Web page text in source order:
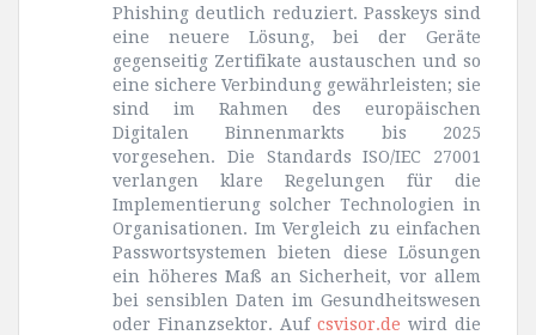
Phishing deutlich reduziert. Passkeys sind
eine neuere Lösung, bei der Geräte
gegenseitig Zertifikate austauschen und so
eine sichere Verbindung gewährleisten; sie
sind im Rahmen des europäischen
Digitalen Binnenmarkts bis 2025
vorgesehen. Die Standards ISO/IEC 27001
verlangen klare Regelungen für die
Implementierung solcher Technologien in
Organisationen. Im Vergleich zu einfachen
Passwortsystemen bieten diese Lösungen
ein höheres Maß an Sicherheit, vor allem
bei sensiblen Daten im Gesundheitswesen
oder Finanzsektor. Auf csvisor.de wird die